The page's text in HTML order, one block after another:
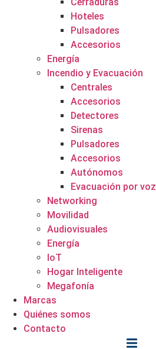
Hoteles
Pulsadores
Accesorios
Energía
Incendio y Evacuación
Centrales
Accesorios
Detectores
Sirenas
Pulsadores
Accesorios
Autónomos
Evacuación por voz
Networking
Movilidad
Audiovisuales
Energía
IoT
Hogar Inteligente
Megafonía
Marcas
Quiénes somos
Contacto